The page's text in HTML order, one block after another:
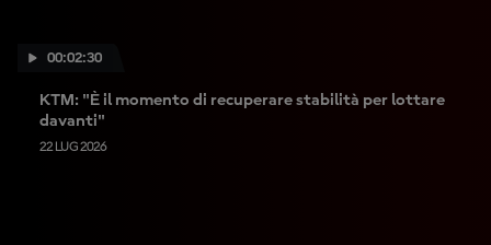
00:02:30
KTM: "È il momento di recuperare stabilità per lottare
davanti"
22 LUG 2026